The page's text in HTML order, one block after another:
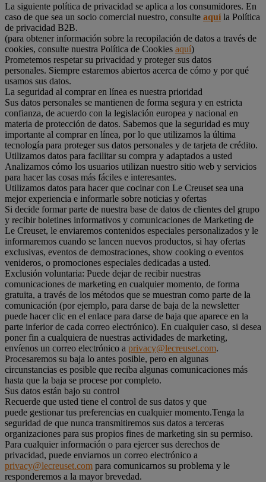
La siguiente política de privacidad se aplica a los consumidores. En
caso de que sea un socio comercial nuestro, consulte aquíla Política
de privacidad B2B.
(para obtener información sobre la recopilación de datos a través de
cookies, consulte nuestra Política de Cookies aquí)
Prometemos respetar su privacidad y proteger sus datos
personales. Siempre estaremos abiertos acerca de cómo y por qué
usamos sus datos.
La seguridad al comprar en línea es nuestra prioridad
Sus datos personales se mantienen de forma segura y en estricta
confianza, de acuerdo con la legislación europea y nacional en
materia de protección de datos. Sabemos que la seguridad es muy
importante al comprar en línea, por lo que utilizamos la última
tecnología para proteger sus datos personales y de tarjeta de crédito.
Utilizamos datos para facilitar su compra y adaptados a usted
Analizamos cómo los usuarios utilizan nuestro sitio web y servicios
para hacer las cosas más fáciles e interesantes.
Utilizamos datos para hacer que cocinar con Le Creuset sea una
mejor experiencia e informarle sobre noticias y ofertas
Si decide formar parte de nuestra base de datos de clientes del grupo
y recibir boletines informativos y comunicaciones de Marketing de
Le Creuset, le enviaremos contenidos especiales personalizados y le
informaremos cuando se lancen nuevos productos, si hay ofertas
exclusivas, eventos de demostraciones, show cooking o eventos
venideros, o promociones especiales dedicadas a usted.
Exclusión voluntaria: Puede dejar de recibir nuestras
comunicaciones de marketing en cualquier momento, de forma
gratuita, a través de los métodos que se muestran como parte de la
comunicación (por ejemplo, para darse de baja de la newsletter
puede hacer clic en el enlace para darse de baja que aparece en la
parte inferior de cada correo electrónico). En cualquier caso, si desea
poner fin a cualquiera de nuestras actividades de marketing,
envíenos un correo electrónico a privacy@lecreuset.com.
Procesaremos su baja lo antes posible, pero en algunas
circunstancias es posible que reciba algunas comunicaciones más
hasta que la baja se procese por completo.
Sus datos están bajo su control
Recuerde que usted tiene el control de sus datos y que
puede gestionar tus preferencias en cualquier momento.Tenga la
seguridad de que nunca transmitiremos sus datos a terceras
organizaciones para sus propios fines de marketing sin su permiso.
Para cualquier información o para ejercer sus derechos de
privacidad, puede enviarnos un correo electrónico a
privacy@lecreuset.com para comunicarnos su problema y le
responderemos a la mayor brevedad.